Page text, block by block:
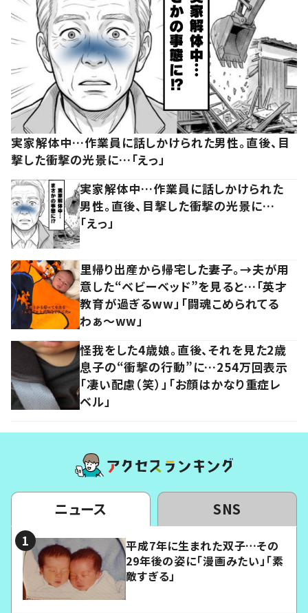
実家解体中…作業員に話しかけられた男性。直後、目
撃した衝撃の光景に…「えっ」
実家解体中…作業員に話しかけられた
男性。直後、目撃した衝撃の光景に…
「えっ」
里帰り出産から帰宅した妻子。→夫が用
意した“ベビーベッド”を見ると…「英才
教育が過ぎるww」「闘魂こめられてる
わぁ～ww」
怪我をした4歳娘。直後、それを見た2歳
息子の“衝撃の行動”に…254万回表示
「凄い配慮（笑）」「お顔はかなり重症レ
ベル」
ニュース SNS
平成7年に生まれた双子…その
29年後の姿に「漫画みたい」「素
敵すぎる」